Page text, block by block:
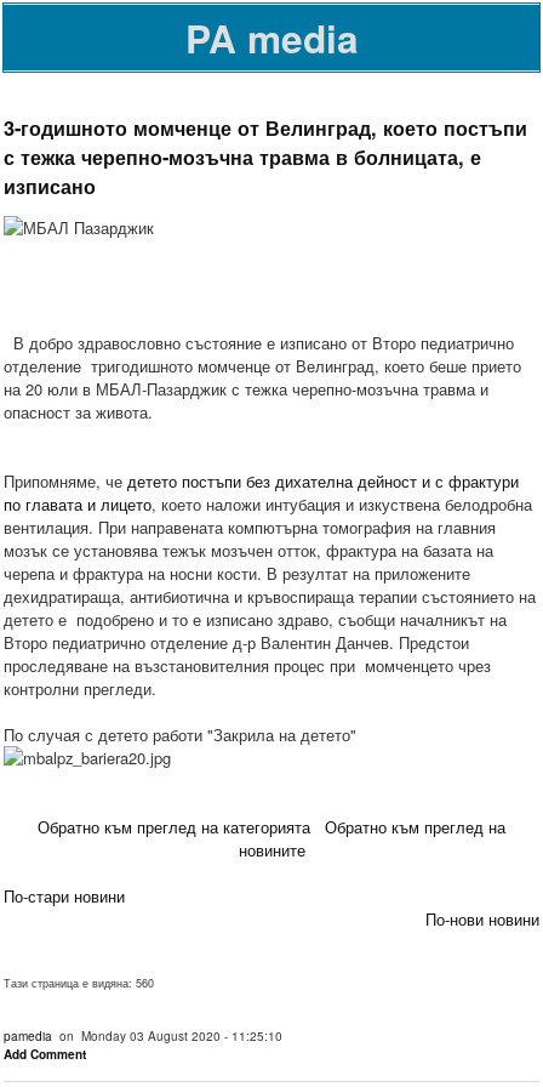
PA media
3-годишното момченце от Велинград, което постъпи
с тежка черепно-мозъчна травма в болницата, е
изписано
В добро здравословно състояние е изписано от Второ педиатрично
отделение тригодишното момченце от Велинград, което беше прието
на 20 юли в МБАЛ-Пазарджик с тежка черепно-мозъчна травма и
опасност за живота.
Припомняме, че детето постъпи без дихателна дейност и с фрактури
по главата и лицето, което наложи интубация и изкуствена белодробна
вентилация. При направената компютърна томография на главния
мозък се установява тежък мозъчен отток, фрактура на базата на
черепа и фрактура на носни кости. В резултат на приложените
дехидратираща, антибиотична и кръвоспираща терапии състоянието на
детето е подобрено и то е изписано здраво, съобщи началникът на
Второ педиатрично отделение д-р Валентин Данчев. Предстои
проследяване на възстановителния процес при момченцето чрез
контролни прегледи.
По случая с детето работи "Закрила на детето"
Обратно към преглед на категорията
Обратно към преглед на
новините
По-стари новини
По-нови новини
Тази страница е видяна: 560
pamedia on Monday 03 August 2020 - 11:25:10
Add Comment